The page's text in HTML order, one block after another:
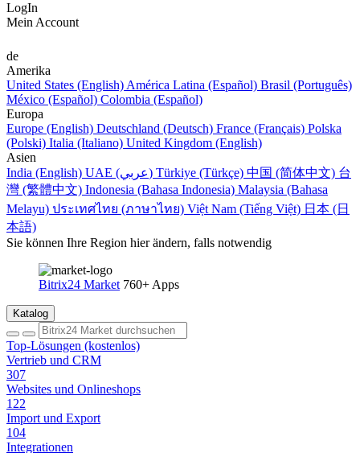
LogIn
Mein Account
de
Amerika
United States (English) América Latina (Español) Brasil (Português)
México (Español) Colombia (Español)
Europa
Europe (English) Deutschland (Deutsch) France (Français) Polska
(Polski) Italia (Italiano) United Kingdom (English)
Asien
India (English)
UAE (عربي) Türkiye (Türkçe) 中国 (简体中文) 台
灣 (繁體中文) Indonesia (Bahasa Indonesia) Malaysia (Bahasa
Melayu) ประเทศไทย (ภาษาไทย) Việt Nam (Tiếng Việt) 日本 (日
本語)
Sie können Ihre Region hier ändern, falls notwendig
Bitrix24 Market 760+ Apps
Katalog
Top-Lösungen (kostenlos)
Vertrieb und CRM
307
Websites und Onlineshops
122
Import und Export
104
Integrationen